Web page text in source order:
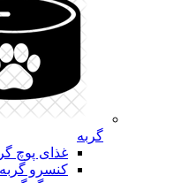
گربه
غذای پوچ
کنسرو گربه